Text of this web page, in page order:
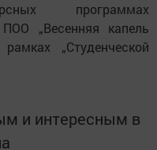
программах
ПОО „Весенняя капель
„Студенческой
и интересным в